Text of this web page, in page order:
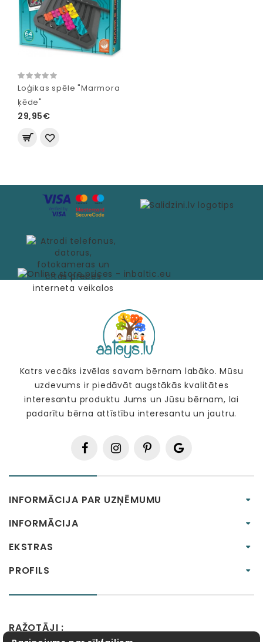
Loģikas spēle "Marmora
ķēde"
29,95€
Katrs vecāks izvēlas savam bērnam labāko. Mūsu
uzdevums ir piedāvāt augstākās kvalitātes
interesantu produktu Jums un Jūsu bērnam, lai
padarītu bērna attīstību interesantu un jautru.
INFORMĀCIJA PAR UZŅĒMUMU
INFORMĀCIJA
EKSTRAS
PROFILS
RAŽOTĀJI :